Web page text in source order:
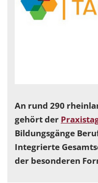
An rund 290
gehört der
Bildungsgänge
Integrierte
der besonderen